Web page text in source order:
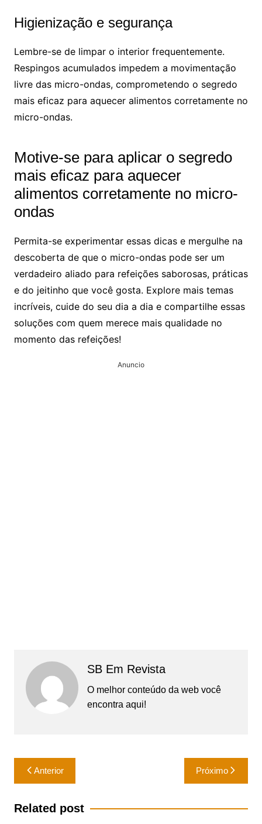
Higienização e segurança
Lembre-se de limpar o interior frequentemente.
Respingos acumulados impedem a movimentação
livre das micro-ondas, comprometendo o segredo
mais eficaz para aquecer alimentos corretamente no
micro-ondas.
Motive-se para aplicar o segredo
mais eficaz para aquecer
alimentos corretamente no micro-
ondas
Permita-se experimentar essas dicas e mergulhe na
descoberta de que o micro-ondas pode ser um
verdadeiro aliado para refeições saborosas, práticas
e do jeitinho que você gosta. Explore mais temas
incríveis, cuide do seu dia a dia e compartilhe essas
soluções com quem merece mais qualidade no
momento das refeições!
Anuncio
SB Em Revista
O melhor conteúdo da web você
encontra aqui!
Navegação
de
Post
Anterior Próximo
Related post